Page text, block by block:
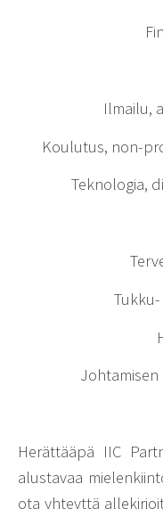
Ilmailu,
Koulutus, non-
Teknologia,
Johtamisen
Herättääpä IIC
alustavaa
ota yhteyttä